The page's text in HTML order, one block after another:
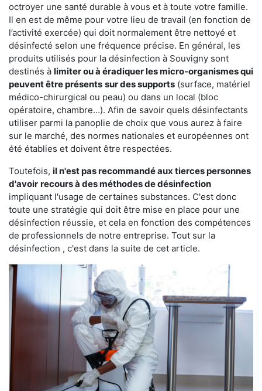
octroyer une santé durable à vous et à toute votre famille.
Il en est de même pour votre lieu de travail (en fonction de
l’activité exercée) qui doit normalement être nettoyé et
désinfecté selon une fréquence précise. En général, les
produits utilisés pour la désinfection à Souvigny sont
destinés à limiter ou à éradiquer les micro-organismes qui
peuvent être présents sur des supports (surface, matériel
médico-chirurgical ou peau) ou dans un local (bloc
opératoire, chambre…). Afin de savoir quels désinfectants
utiliser parmi la panoplie de choix que vous aurez à faire
sur le marché, des normes nationales et européennes ont
été établies et doivent être respectées.
Toutefois, il n'est pas recommandé aux tierces personnes
d'avoir recours à des méthodes de désinfection
impliquant l'usage de certaines substances. C'est donc
toute une stratégie qui doit être mise en place pour une
désinfection réussie, et cela en fonction des compétences
de professionnels de notre entreprise. Tout sur la
désinfection , c'est dans la suite de cet article.